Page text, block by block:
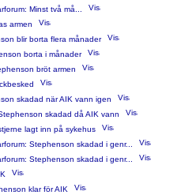
Minst två må...
armen
blir borta flera månader
borta i månader
bröt armen
skadad när AIK vann igen
skadad då AIK vann
lagt inn på sykehus
Stephenson skadad i genr...
Stephenson skadad i genr...
klar för AIK